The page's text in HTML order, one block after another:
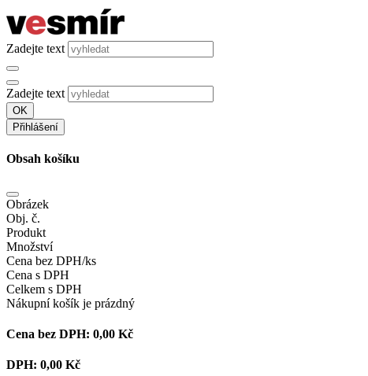
Zadejte text
Zadejte text
OK
Přihlášení
Obsah košíku
Obrázek
Obj. č.
Produkt
Množství
Cena bez DPH/ks
Cena s DPH
Celkem s DPH
Nákupní košík je prázdný
Cena bez DPH: 0,00 Kč
DPH: 0,00 Kč